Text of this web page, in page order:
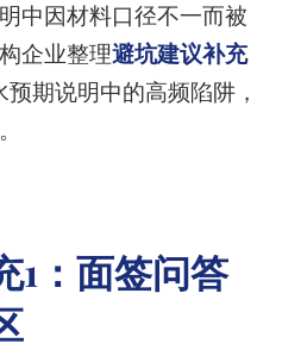
中因材料口径不一而被
企业整理避坑建议补充
预期说明中的高频陷阱，
1：面签问答